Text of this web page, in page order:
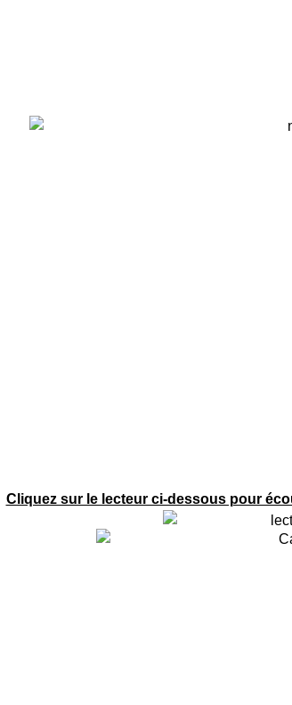
Cliquez sur le lecteur ci-dessous pour